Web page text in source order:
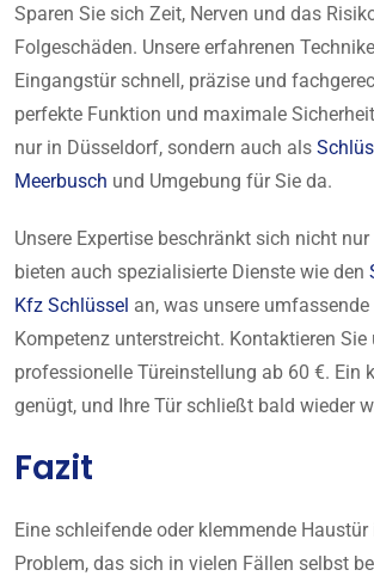
Sparen Sie sich Zeit, Nerven und das
Folgeschäden. Unsere erfahrenen
Eingangstür schnell, präzise und
perfekte Funktion und maximale
nur in Düsseldorf, sondern auch als
Meerbusch und Umgebung für Sie da.
Unsere Expertise beschränkt sich nicht
bieten auch spezialisierte Dienste wie den
Kfz Schlüssel an, was unsere
Kompetenz unterstreicht. Kontaktieren Sie
professionelle Türeinstellung ab 60 €. Ein
genügt, und Ihre Tür schließt bald wieder
Fazit
Eine schleifende oder klemmende
Problem, das sich in vielen Fällen selbst